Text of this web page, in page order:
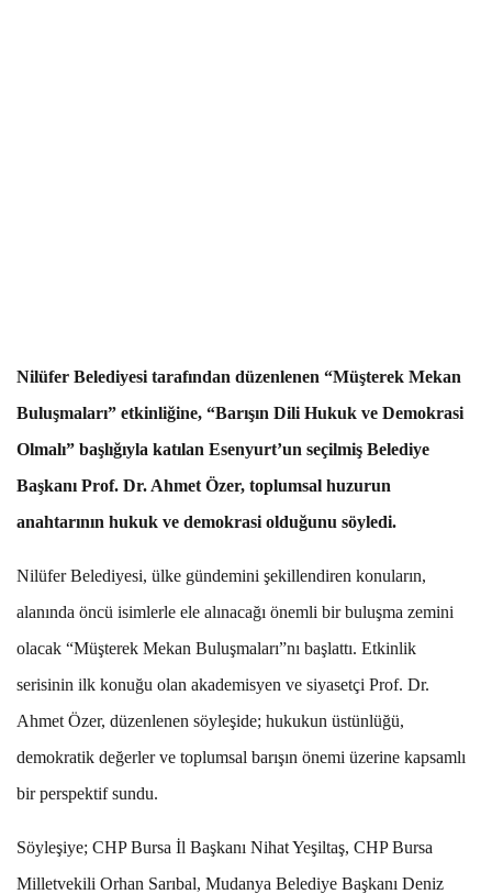
Nilüfer Belediyesi tarafından düzenlenen “Müşterek Mekan
Buluşmaları” etkinliğine, “Barışın Dili Hukuk ve Demokrasi
Olmalı” başlığıyla katılan Esenyurt’un seçilmiş Belediye
Başkanı Prof. Dr. Ahmet Özer, toplumsal huzurun
anahtarının hukuk ve demokrasi olduğunu söyledi.
Nilüfer Belediyesi, ülke gündemini şekillendiren konuların,
alanında öncü isimlerle ele alınacağı önemli bir buluşma zemini
olacak “Müşterek Mekan Buluşmaları”nı başlattı. Etkinlik
serisinin ilk konuğu olan akademisyen ve siyasetçi Prof. Dr.
Ahmet Özer, düzenlenen söyleşide; hukukun üstünlüğü,
demokratik değerler ve toplumsal barışın önemi üzerine kapsamlı
bir perspektif sundu.
Söyleşiye; CHP Bursa İl Başkanı Nihat Yeşiltaş, CHP Bursa
Milletvekili Orhan Sarıbal, Mudanya Belediye Başkanı Deniz